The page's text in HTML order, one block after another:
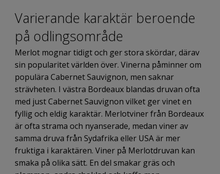
Varierande karaktär beroende
på odlingsområde
Merlot mognar tidigt och ger stora skördar, därav
sin popularitet världen över. Vinerna påminner om
populära Cabernet Sauvignon, men saknar
strävheten. I västra Bordeaux blandas druvan ofta
med just Cabernet Sauvignon vilket ger vinet en
fyllig och eldig karaktär. Merlotviner från Bordeaux
är ofta strama och nyanserade, medan viner av
samma druva från Sydafrika eller USA är mer
fruktiga i karaktären. Viner på Merlotdruvan kan
smaka på olika sätt. En del smakar gräs och